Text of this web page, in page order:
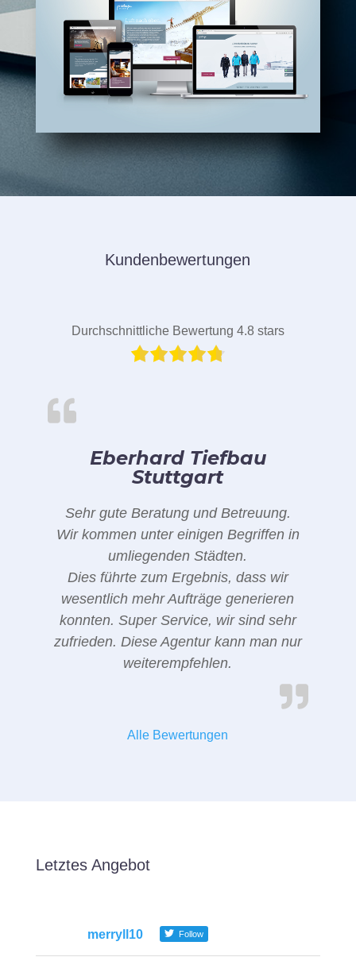
Kundenbewertungen
Durchschnittliche Bewertung 4.8 stars
Eberhard Tiefbau
Stuttgart
Sehr gute Beratung und Betreuung.
Wir kommen unter einigen Begriffen in
umliegenden Städten.
Dies führte zum Ergebnis, dass wir
wesentlich mehr Aufträge generieren
konnten. Super Service, wir sind sehr
zufrieden. Diese Agentur kann man nur
weiterempfehlen.
Alle Bewertungen
Letztes Angebot
merryll10 Follow